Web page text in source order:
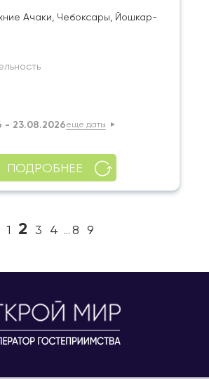
Ачаки, Чебоксары, Йошкар-
- 23.08.2026еще даты
ПОДРОБНЕЕ
1 2 3 4 ... 8 9